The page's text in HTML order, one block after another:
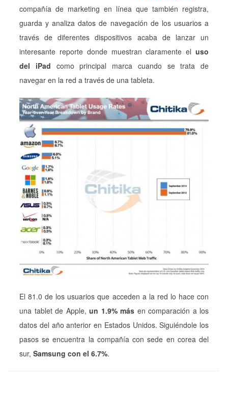
compañía de marketing en línea que también registra,
guarda y analiza datos de navegación de los usuarios a
través de diferentes dispositivos acaba de lanzar un
interesante reporte donde muestran claramente el uso
del iPad como principal marca cuando se trata de
navegar en la red a través de una tableta.
El 81.0 de los usuarios que acceden a la red lo hace con
una tablet de Apple, un 1.9% más en comparación a los
datos del año anterior en Estados Unidos. Siguiéndole los
pasos se encuentra la compañía con sede en corea del
sur, Samsung con el 6.7%.